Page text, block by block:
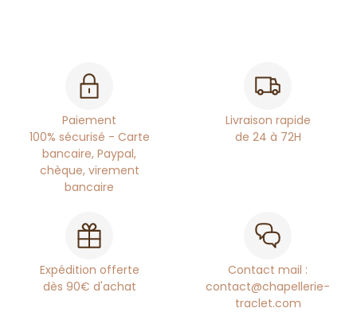
Paiement
100% sécurisé - Carte
bancaire, Paypal,
chèque, virement
bancaire
Livraison rapide
de 24 à 72H
Expédition offerte
dès 90€ d'achat
Contact mail :
contact@chapellerie-
traclet.com